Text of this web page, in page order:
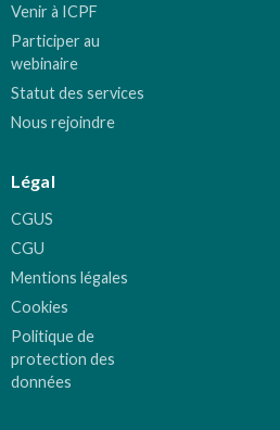
Venir à ICPF
Participer au
webinaire
Statut des services
Nous rejoindre
Légal
CGUS
CGU
Mentions légales
Cookies
Politique de
protection des
données